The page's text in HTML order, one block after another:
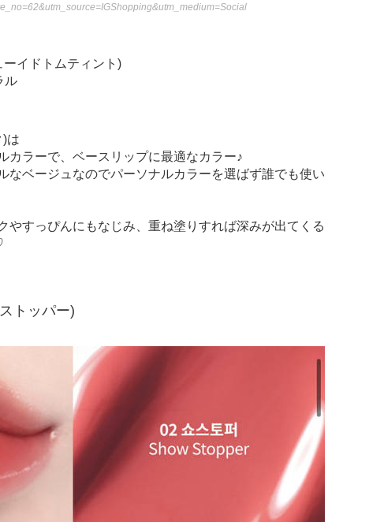
イドトムティント)
ル
は
カラーで、ベースリップに最適なカラー♪
なベージュなのでパーソナルカラーを選ばず誰でも使い
やすっぴんにもなじみ、重ね塗りすれば深みが出てくる
トッパー)